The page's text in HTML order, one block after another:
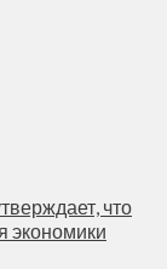
что
экономики